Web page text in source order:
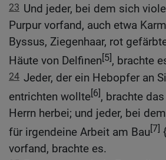
23 Und jeder, bei dem sich
Purpur vorfand, auch etwa
Byssus, Ziegenhaar, rot
Häute von Delfinen[5], brachte
24 Jeder, der ein Hebopfer an
entrichten wollte[6], brachte
Herrn herbei; und jeder, bei
für irgendeine Arbeit am Bau[7]
vorfand, brachte es.